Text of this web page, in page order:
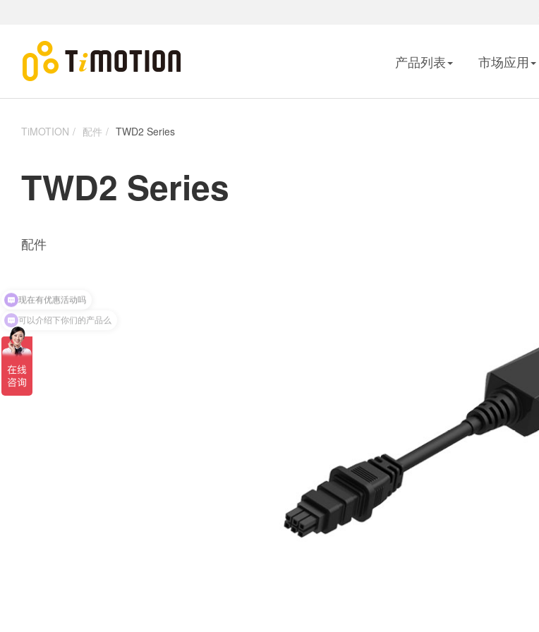
产品列表 市场应用
TiMOTION 配件 TWD2 Series
TWD2 Series
配件
可以介绍下你们的产品么